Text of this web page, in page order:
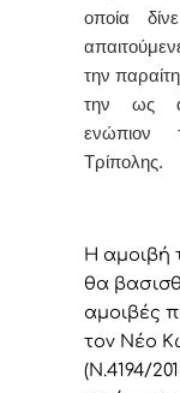
οποία
την
την ως
ενώπιον
Τρίπολης.
Η αμοιβή
θα
αμοιβές
τον Νέο
(Ν.4194/